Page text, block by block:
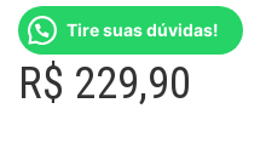
Tire suas dúvidas!
R$ 229,90